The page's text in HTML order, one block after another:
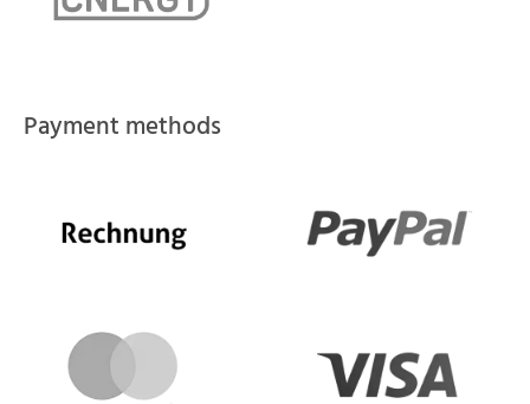
Payment methods